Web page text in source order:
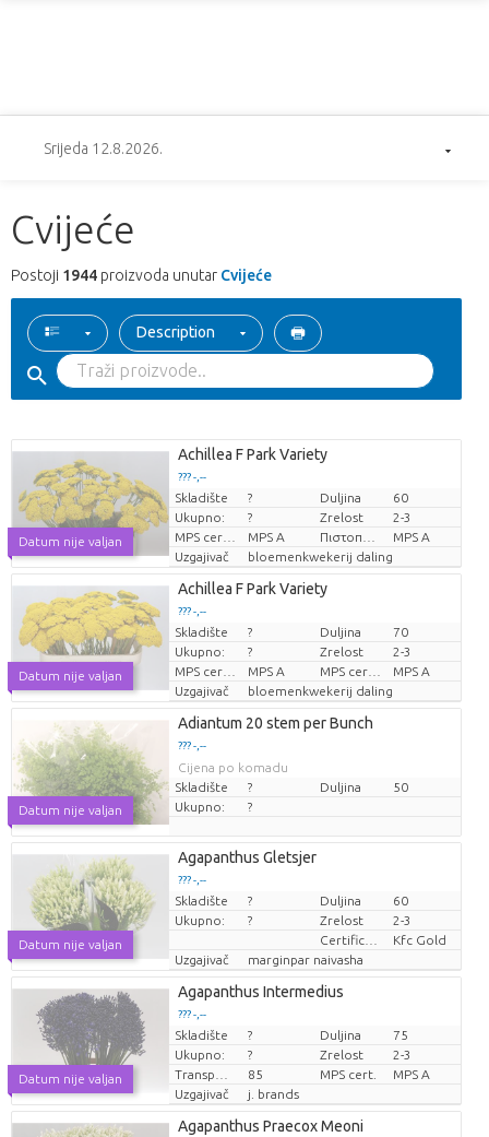
Srijeda 12.8.2026.
Cvijeće
Postoji 1944 proizvoda unutar Cvijeće
Description
Datum nije valjan
Achillea F Park Variety
??? -,--
Cijena po komadu
Skladište ? Duljina
60
Ukupno:
? Zrelost
2-3
MPS certifikat.
MPS A
MPS A
Uzgajivač
bloemenkwekerij daling
Datum nije valjan
Achillea F Park Variety
??? -,--
Cijena po komadu
Skladište ? Duljina
70
Ukupno:
? Zrelost
2-3
MPS certifikat.
MPS A
MPS A
Uzgajivač
bloemenkwekerij daling
Datum nije valjan
Adiantum 20 stem per Bunch
??? -,--
Cijena po komadu
Skladište
? Duljina
50
Ukupno:
?
Datum nije valjan
Agapanthus Gletsjer
??? -,--
Cijena po komadu
Skladište ? Duljina
60
Ukupno:
? Zrelost
2-3
Kfc Gold
Uzgajivač
marginpar naivasha
Datum nije valjan
Agapanthus Intermedius
??? -,--
Cijena po komadu
Skladište ? Duljina
75
Ukupno:
? Zrelost
2-3
85 MPS cert.
MPS A
Uzgajivač
j. brands
Agapanthus Praecox Meoni